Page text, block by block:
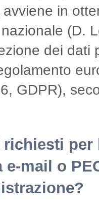
in
(D.
dei dati
GDPR),
per
mail o